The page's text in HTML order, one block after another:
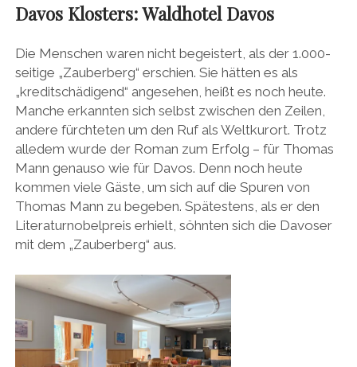
Davos Klosters: Waldhotel Davos
Die Menschen waren nicht begeistert, als der 1.000-
seitige „Zauberberg“ erschien. Sie hätten es als
„kreditschädigend“ angesehen, heißt es noch heute.
Manche erkannten sich selbst zwischen den Zeilen,
andere fürchteten um den Ruf als Weltkurort. Trotz
alledem wurde der Roman zum Erfolg – für Thomas
Mann genauso wie für Davos. Denn noch heute
kommen viele Gäste, um sich auf die Spuren von
Thomas Mann zu begeben. Spätestens, als er den
Literaturnobelpreis erhielt, söhnten sich die Davoser
mit dem „Zauberberg“ aus.